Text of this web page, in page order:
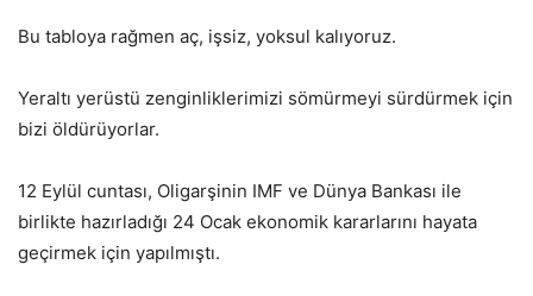
Bu tabloya rağmen aç, işsiz, yoksul kalıyoruz.
Yeraltı yerüstü zenginliklerimizi sömürmeyi sürdürmek için
bizi öldürüyorlar.
12 Eylül cuntası, Oligarşinin IMF ve Dünya Bankası ile
birlikte hazırladığı 24 Ocak ekonomik kararlarını hayata
geçirmek için yapılmıştı.